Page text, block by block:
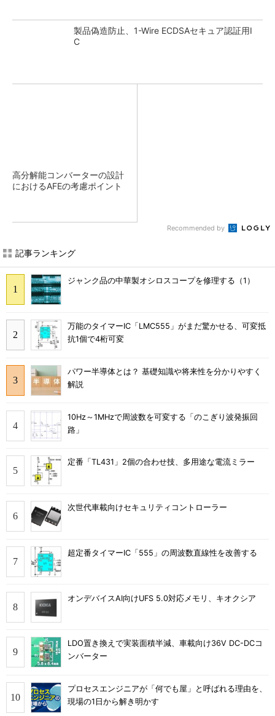
製品偽造防止、1-Wire ECDSAセキュア認証用I
C
高分解能コンバーターの設計
におけるAFEの考慮ポイント
Recommended by
記事ランキング
ジャンク品の中華製オシロスコープを修理する（1）
万能のタイマーIC「LMC555」がまだ驚かせる、可変抵
抗1個で4桁可変
パワー半導体とは？ 基礎知識や将来性を分かりやすく
解説
10Hz～1MHzで周波数を可変する「のこぎり波発振回
路」
定番「TL431」2個の合わせ技、多用途な電流ミラー
次世代車載向けセキュリティコントローラー
超定番タイマーIC「555」の周波数直線性を改善する
オンデバイスAI向けUFS 5.0対応メモリ、キオクシア
LDO置き換えで実装面積半減、車載向け36V DC-DCコ
ンバーター
プロセスエンジニアが「何でも屋」と呼ばれる理由を、
現場の1日から解き明かす